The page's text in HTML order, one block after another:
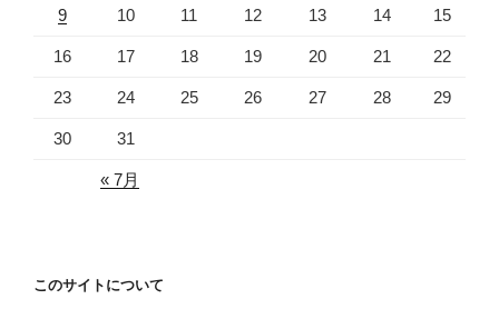
9 10 11 12 13 14 15
16 17 18 19 20 21 22
23 24 25 26 27 28 29
30 31
« 7月
このサイトについて